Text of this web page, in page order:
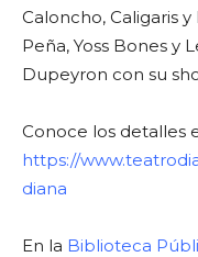
Caloncho, Caligaris
Peña, Yoss Bones y
Dupeyron con su
Conoce los detalles
https://
diana
En la Biblioteca